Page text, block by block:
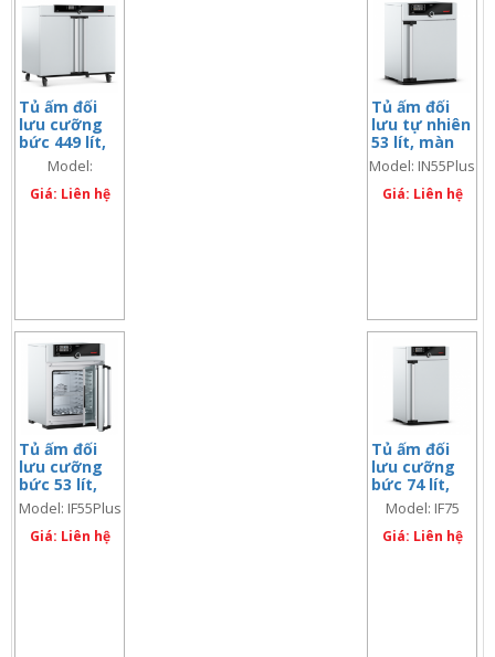
Tủ ấm đối
lưu cưỡng
bức 449 lít,
màn hình đôi
Model:
IF450Plus
Giá: Liên hệ
Tủ ấm đối
lưu tự nhiên
53 lít, màn
hình đôi
Model: IN55Plus
Giá: Liên hệ
Tủ ấm đối
lưu cưỡng
bức 53 lít,
màn hình đôi
Model: IF55Plus
Giá: Liên hệ
Tủ ấm đối
lưu cưỡng
bức 74 lít,
màn hình
đơn
Model: IF75
Giá: Liên hệ